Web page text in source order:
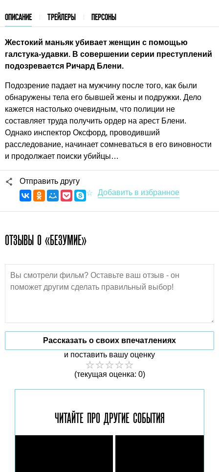
ОПИСАНИЕ ТРЕЙЛЕРЫ ПЕРСОНЫ
Жестокий маньяк убивает женщин с помощью
галстука-удавки. В совершении серии преступлений
подозревается Ричард Блени.
Подозрение падает на мужчину после того, как были
обнаружены тела его бывшей жены и подружки. Дело
кажется настолько очевидным, что полиции не
составляет труда получить ордер на арест Блени.
Однако инспектор Оксфорд, проводивший
расследование, начинает сомневаться в его виновности
и продолжает поиски убийцы…
Отправить другу
ОТЗЫВЫ О «БЕЗУМИЕ»
Рассказать о своих впечатлениях
и поставить вашу оценку
(текущая оценка: 0)
ЧИТАЙТЕ ПРО ДРУГИЕ СОБЫТИЯ